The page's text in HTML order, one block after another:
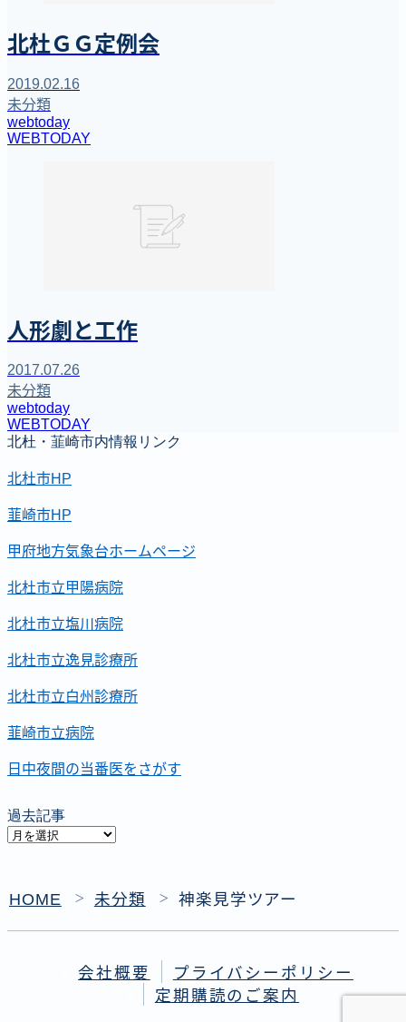
北杜ＧＧ定例会
2019.02.16
未分類
webtoday
WEBTODAY
人形劇と工作
2017.07.26
未分類
webtoday
WEBTODAY
北杜・韮崎市内情報リンク
北杜市HP
韮崎市HP
甲府地方気象台ホームページ
北杜市立甲陽病院
北杜市立塩川病院
北杜市立逸見診療所
北杜市立白州診療所
韮崎市立病院
日中夜間の当番医をさがす
過去記事
過
事
HOME ＞ 未分類 ＞ 神楽見学ツアー
会社概要
プライバシーポリシー
定期購読のご案内